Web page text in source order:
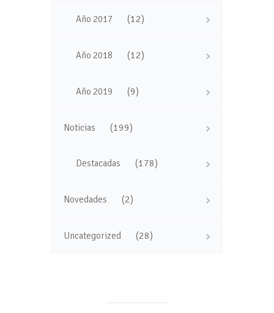
Año 2017 (12)
Año 2018 (12)
Año 2019 (9)
Noticias (199)
Destacadas (178)
Novedades (2)
Uncategorized (28)